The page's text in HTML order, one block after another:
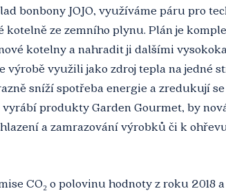
bonbony JOJO, využíváme páru pro
ze zemního plynu. Plán je
kotelny a nahradit ji dalšími
využili jako zdroj tepla na jedné
sníží spotřeba energie a zredukují se
produkty Garden Gourmet, by
a zamrazování výrobků či k
CO₂ o polovinu hodnoty z roku 2018